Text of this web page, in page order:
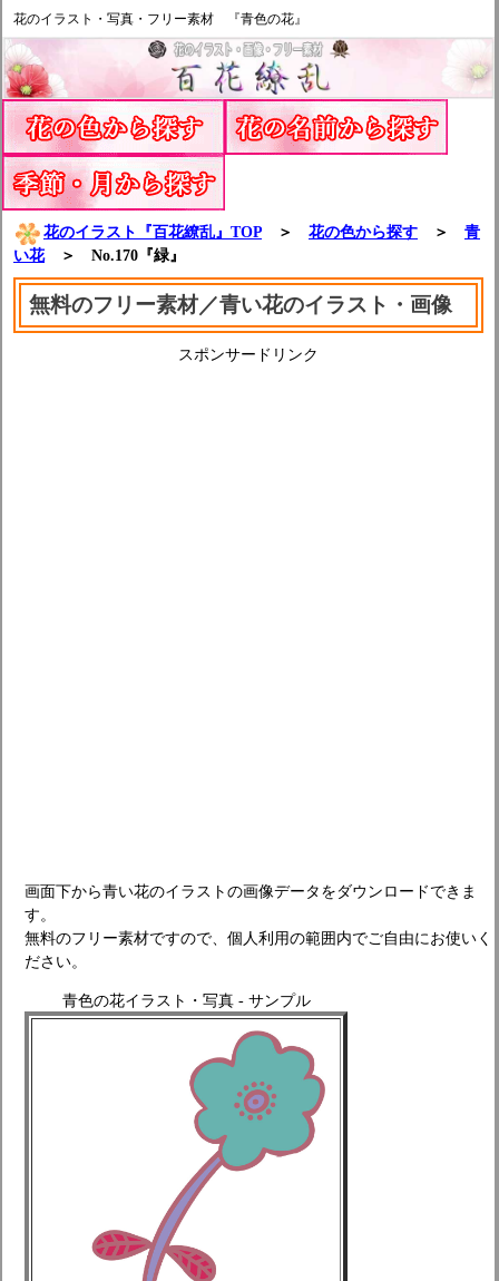
花のイラスト・写真・フリー素材 『青色の花』
花のイラスト『百花繚乱』TOP ＞ 花の色から探す ＞ 青
い花＞ No.170『緑』
無料のフリー素材／青い花のイラスト・画像
スポンサードリンク
画面下から青い花のイラストの画像データをダウンロードできま
す。
無料のフリー素材ですので、個人利用の範囲内でご自由にお使いく
ださい。
青色の花イラスト・写真 - サンプル